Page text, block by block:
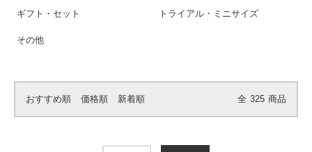
ギフト・セット トライアル・ミニサイズ
その他
おすすめ順 価格順 新着順 全 325 商品